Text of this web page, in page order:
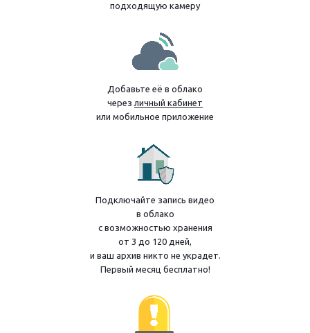
подходящую камеру
Добавьте её в облако
через личный кабинет
или мобильное приложение
Подключайте запись видео
в облако
с возможностью хранения
от 3 до 120 дней,
и ваш архив никто не украдет.
Первый месяц бесплатно!